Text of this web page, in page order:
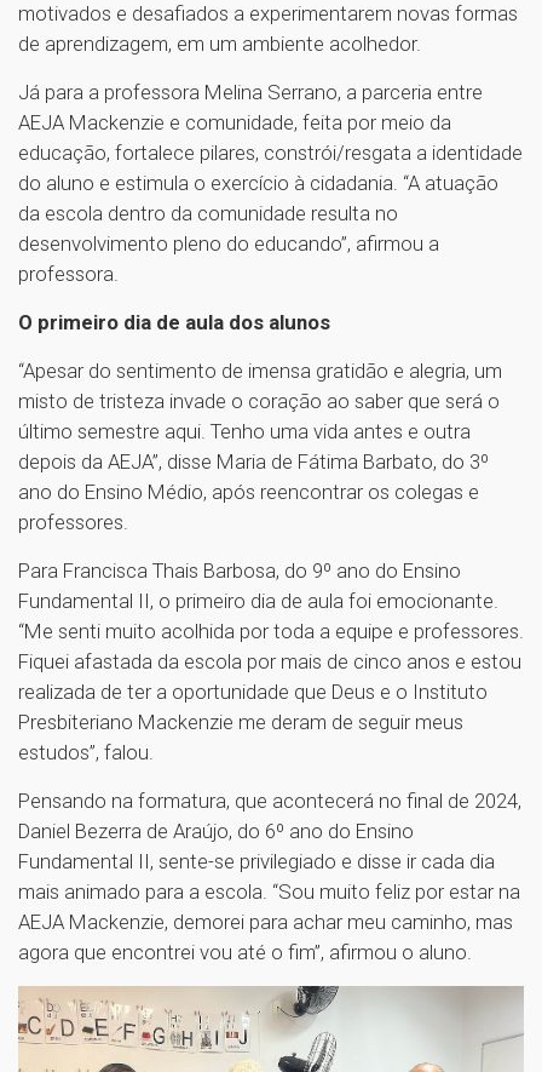
motivados e desafiados a experimentarem novas formas
de aprendizagem, em um ambiente acolhedor.
Já para a professora Melina Serrano, a parceria entre
AEJA Mackenzie e comunidade, feita por meio da
educação, fortalece pilares, constrói/resgata a identidade
do aluno e estimula o exercício à cidadania. “A atuação
da escola dentro da comunidade resulta no
desenvolvimento pleno do educando”, afirmou a
professora.
O primeiro dia de aula dos alunos
“Apesar do sentimento de imensa gratidão e alegria, um
misto de tristeza invade o coração ao saber que será o
último semestre aqui. Tenho uma vida antes e outra
depois da AEJA”, disse Maria de Fátima Barbato, do 3º
ano do Ensino Médio, após reencontrar os colegas e
professores.
Para Francisca Thais Barbosa, do 9º ano do Ensino
Fundamental II, o primeiro dia de aula foi emocionante.
“Me senti muito acolhida por toda a equipe e professores.
Fiquei afastada da escola por mais de cinco anos e estou
realizada de ter a oportunidade que Deus e o Instituto
Presbiteriano Mackenzie me deram de seguir meus
estudos”, falou.
Pensando na formatura, que acontecerá no final de 2024,
Daniel Bezerra de Araújo, do 6º ano do Ensino
Fundamental II, sente-se privilegiado e disse ir cada dia
mais animado para a escola. “Sou muito feliz por estar na
AEJA Mackenzie, demorei para achar meu caminho, mas
agora que encontrei vou até o fim”, afirmou o aluno.